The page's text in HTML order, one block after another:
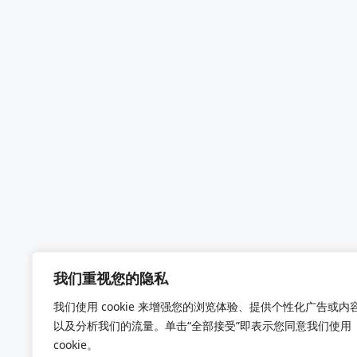
我们重视您的隐私
我们使用 cookie 来增强您的浏览体验、提供个性化广告或内
以及分析我们的流量。单击“全部接受”即表示您同意我们使用
cookie。